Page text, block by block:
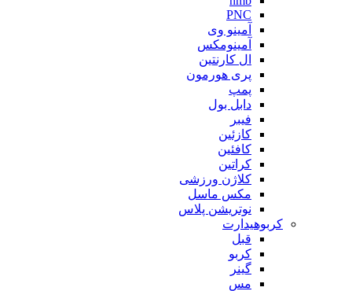
PNC
آمینو وی
آمینومکس
ال کارنتین
پری هورمون
پمپ
دابل بول
فیبر
کازئین
کافئین
کراتین
کلاژن ورزشی
مکس ماسل
نوتریشن پلاس
کربوهیدارت
قبل
کربو
گینر
مس